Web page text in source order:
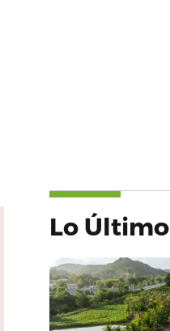
Lo Último